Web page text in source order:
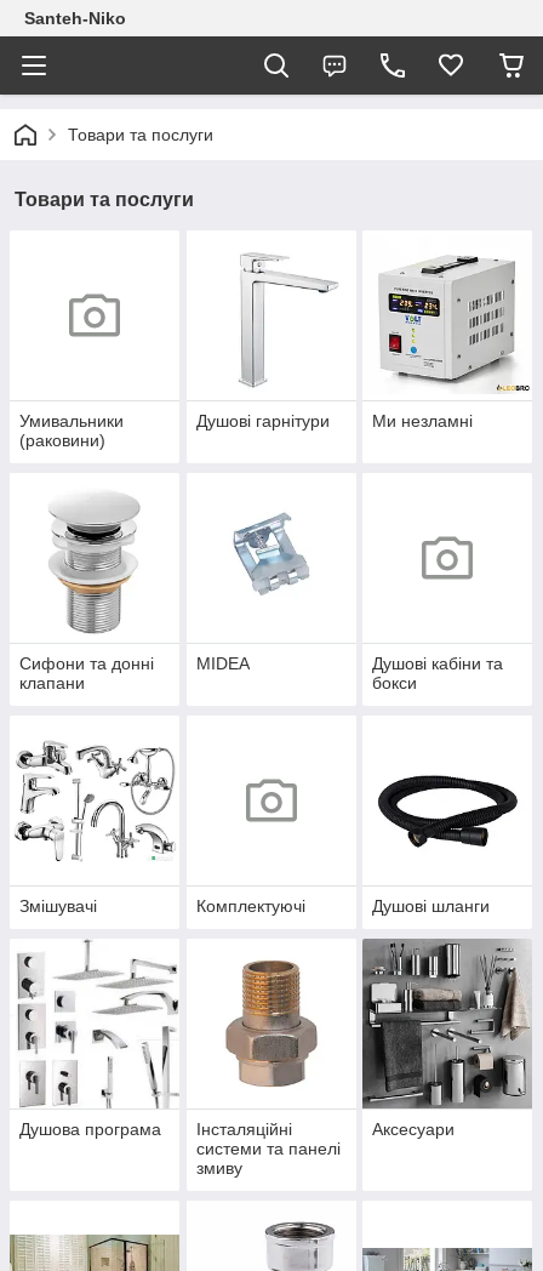
Santeh-Niko
Товари та послуги
Товари та послуги
Умивальники
(раковини)
Душові гарнітури Ми незламні
Сифони та донні
клапани
MIDEA
Душові кабіни та
бокси
Змішувачі Комплектуючі Душові шланги
Душова програма
Інсталяційні
системи та панелі
змиву
Аксесуари